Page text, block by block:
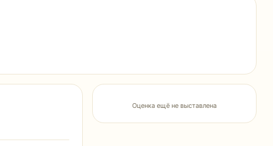
Оценка ещё не выставлена